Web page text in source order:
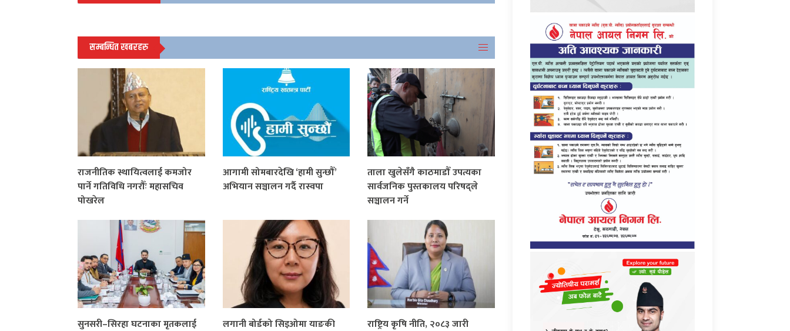
सम्बन्धित खबरहरु
राजनीतिक स्थायित्वलाई कमजोर
पार्ने गतिविधि नगरौँः महासचिव
पोखरेल
आगामी सोमबारदेखि ‘हामी सुन्छौँ’
अभियान सञ्चालन गर्दै रास्वपा
ताला खुलेसँगै काठमाडौँ उपत्यका
सार्वजनिक पुस्तकालय परिषद्ले
सञ्चालन गर्ने
सुनसरी–सिरहा घटनाका मृतकलाई
लगानी बोर्डको सिइओमा याङकी
राष्ट्रिय कृषि नीति, २०८३ जारी